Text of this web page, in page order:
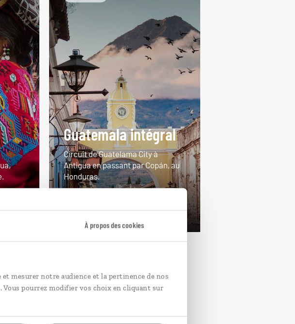
À propos des cookies
mesurer notre audience et la pertinence de nos
pourrez modifier vos choix en cliquant sur
Guatemala intégral
Circuit de Guatelama City à
Antigua en passant par Copán, au
Honduras.
à partir de 4100€